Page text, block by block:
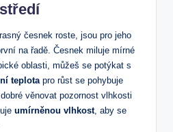
česnek roste, jsou pro‌ jeho
na ‌řadě. Česnek⁣ miluje mírné
oblasti, můžeš se potýkat s
teplotapro růst se ​pohybuje⁣
věnovat pozornost vlhkosti
umírněnou vlhkost, ‍aby se